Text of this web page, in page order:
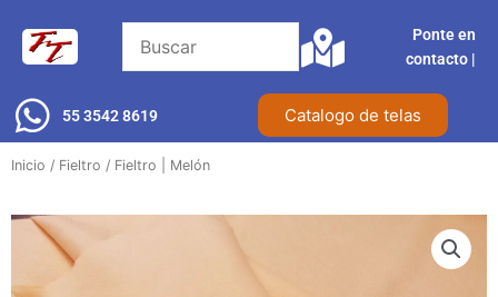
contenido
Ponte en
contacto |​
55 3542 8619 Catalogo de telas
Inicio / Fieltro / Fieltro | Melón